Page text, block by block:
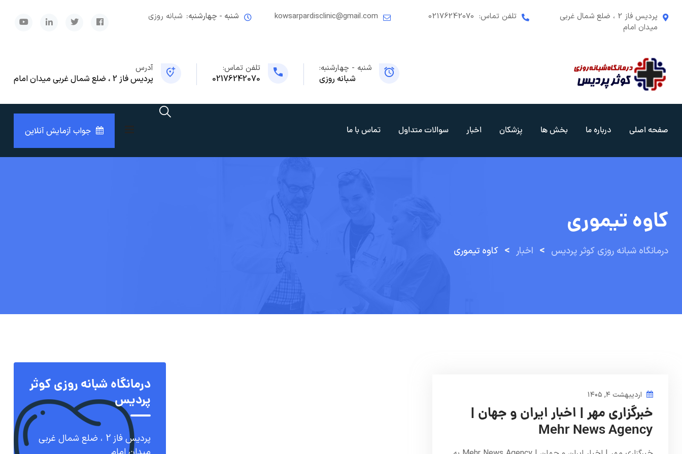
پردیس فاز 2 ، ضلع شمال غربی
میدان امام
تلفن تماس: 02176242070
kowsarpardisclinic@gmail.com شنبه - چهارشنبه:شبانه روزی
شنبه - چهارشنبه:
شبانه روزی
تلفن تماس:
02176242070
آدرس
پردیس فاز 2 ، ضلع شمال غربی میدان امام
صفحه اصلی درباره ما بخش ها پزشکان اخبار سوالات متداول تماس با ما جواب آزمایش آنلاین
کاوه تیموری
درمانگاه شبانه روزی کوثر پردیس > اخبار > کاوه تیموری
اردیبهشت ۴, ۱۴۰۵
خبرگزاری مهر | اخبار ایران و جهان |
Mehr News Agency
درمانگاه شبانه روزی کوثر
پردیس
پردیس فاز 2 ، ضلع شمال غربی